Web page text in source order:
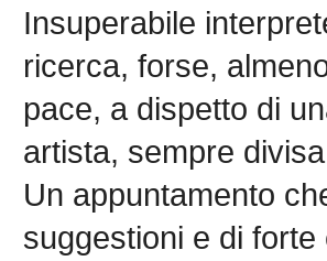
Insuperabile
ricerca, forse,
pace, a dispetto di
artista, sempre
Un appuntamento
suggestioni e di